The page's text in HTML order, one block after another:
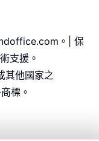
。| 保
支援。
他國家之
標。